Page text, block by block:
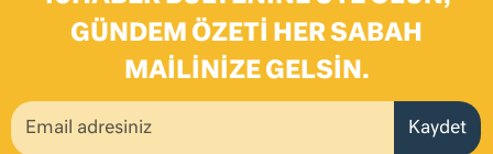
GÜNDEM ÖZETI HER SABAH
MAILINIZE GELSIN.
Kaydet